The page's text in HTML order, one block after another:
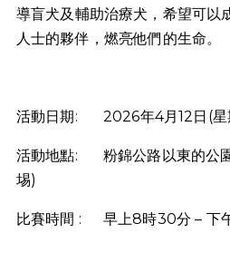
導盲犬及輔助治療犬，希望可以
人士的夥伴，燃亮他們的生命。
活動日期: 2026年4月12日(星
活動地點:
粉錦公路以東的公
埸)
比賽時間 : 早上8時30分 – 下